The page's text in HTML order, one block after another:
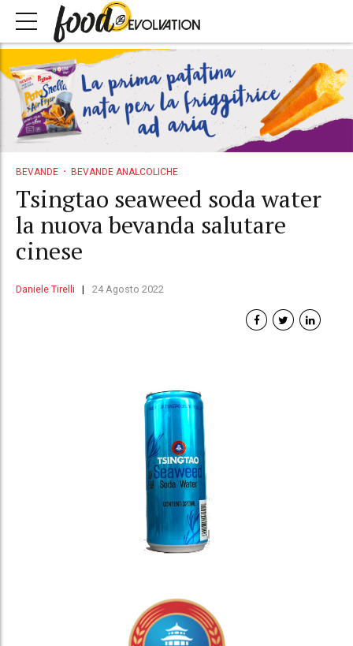
BEVANDE BEVANDE ANALCOLICHE
Tsingtao seaweed soda water
la nuova bevanda salutare
cinese
Daniele Tirelli 24 Agosto 2022